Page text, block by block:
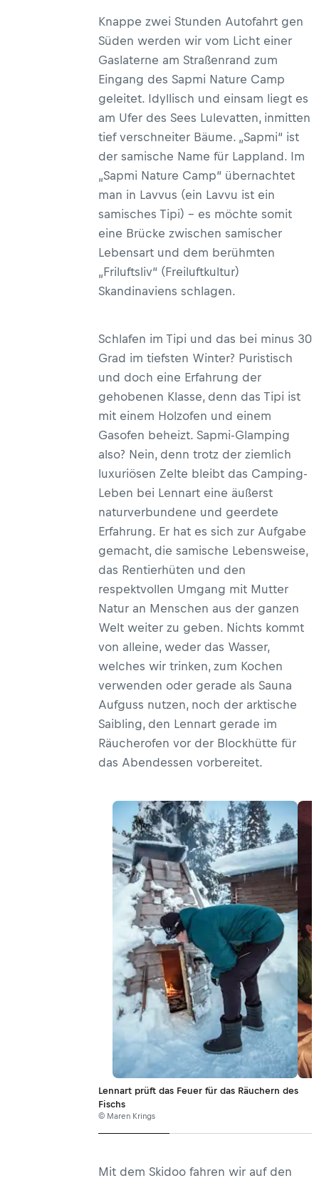
Knappe zwei Stunden Autofahrt gen
Süden werden wir vom Licht einer
Gaslaterne am Straßenrand zum
Eingang des Sapmi Nature Camp
geleitet. Idyllisch und einsam liegt es
am Ufer des Sees Lulevatten, inmitten
tief verschneiter Bäume. „Sapmi“ ist
der samische Name für Lappland. Im
„Sapmi Nature Camp“ übernachtet
man in Lavvus (ein Lavvu ist ein
samisches Tipi) – es möchte somit
eine Brücke zwischen samischer
Lebensart und dem berühmten
„Friluftsliv“ (Freiluftkultur)
Skandinaviens schlagen.
Schlafen im Tipi und das bei minus 30
Grad im tiefsten Winter? Puristisch
und doch eine Erfahrung der
gehobenen Klasse, denn das Tipi ist
mit einem Holzofen und einem
Gasofen beheizt. Sapmi-Glamping
also? Nein, denn trotz der ziemlich
luxuriösen Zelte bleibt das Camping-
Leben bei Lennart eine äußerst
naturverbundene und geerdete
Erfahrung. Er hat es sich zur Aufgabe
gemacht, die samische Lebensweise,
das Rentierhüten und den
respektvollen Umgang mit Mutter
Natur an Menschen aus der ganzen
Welt weiter zu geben. Nichts kommt
von alleine, weder das Wasser,
welches wir trinken, zum Kochen
verwenden oder gerade als Sauna
Aufguss nutzen, noch der arktische
Saibling, den Lennart gerade im
Räucherofen vor der Blockhütte für
das Abendessen vorbereitet.
Lennart prüft das Feuer für das Räuchern des
Fischs
© Maren Krings
Mit dem Skidoo fahren wir auf den